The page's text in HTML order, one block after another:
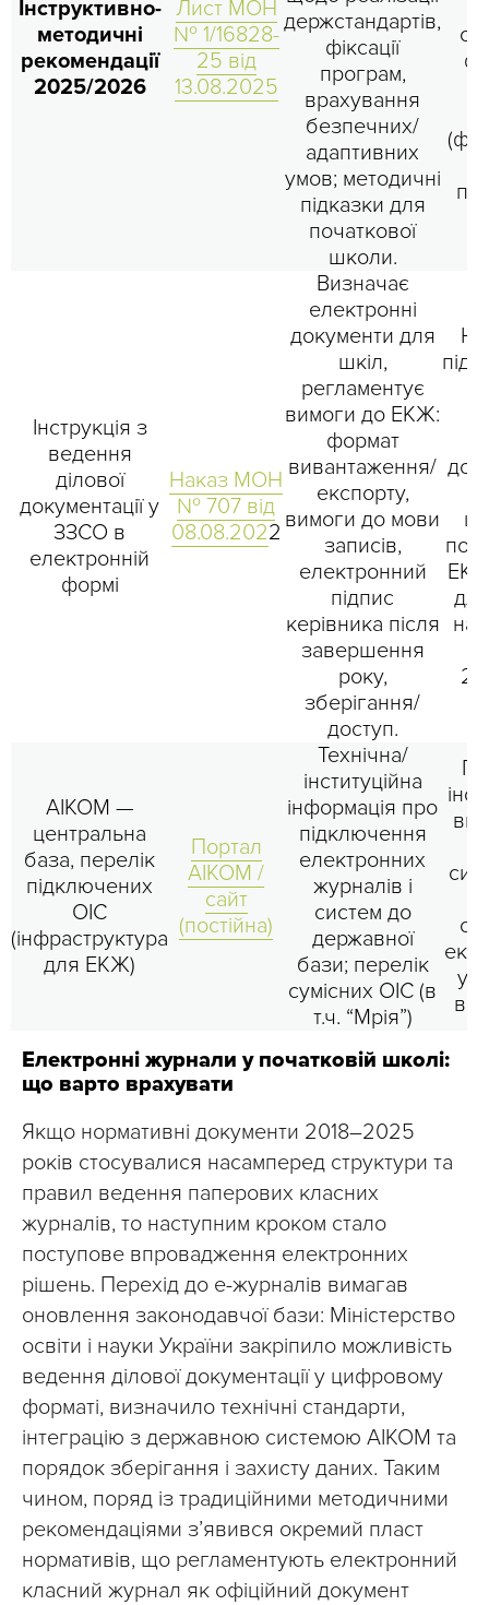
Інструктивно-
методичні
рекомендації
2025/2026
Лист МОН
№ 1/16828-
25 від
13.08.2025
держстандартів,
фіксації
програм,
врахування
безпечних/
адаптивних
умов; методичні
підказки для
початкової
школи.
Інструкція з
ведення
ділової
документації у
ЗЗСО в
електронній
формі
Наказ МОН
№ 707 від
08.08.2022
Визначає
електронні
документи для
шкіл,
регламентує
вимоги до ЕКЖ:
формат
вивантаження/
експорту,
вимоги до мови
записів,
електронний
підпис
керівника після
завершення
року,
зберігання/
доступ.
на
АІКОМ —
центральна
база, перелік
підключених
ОІС
(інфраструктура
для ЕКЖ)
Портал
АІКОМ /
сайт
(постійна)
Технічна/
інституційна
інформація про
підключення
електронних
журналів і
систем до
державної
бази; перелік
сумісних ОІС (в
т.ч. “Мрія”)
у
Електронні журнали у початковій школі:
що варто врахувати
Якщо нормативні документи 2018–2025
років стосувалися насамперед структури та
правил ведення паперових класних
журналів, то наступним кроком стало
поступове впровадження електронних
рішень. Перехід до е-журналів вимагав
оновлення законодавчої бази: Міністерство
освіти і науки України закріпило можливість
ведення ділової документації у цифровому
форматі, визначило технічні стандарти,
інтеграцію з державною системою АІКОМ та
порядок зберігання і захисту даних. Таким
чином, поряд із традиційними методичними
рекомендаціями з’явився окремий пласт
нормативів, що регламентують електронний
класний журнал як офіційний документ